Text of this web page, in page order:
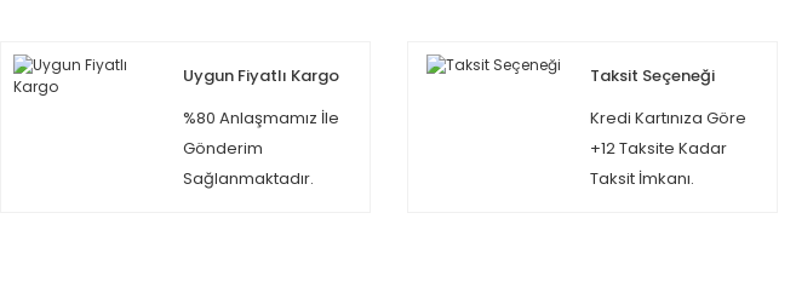
Uygun Fiyatlı Kargo
%80 Anlaşmamız İle
Gönderim
Sağlanmaktadır.
Taksit Seçeneği
Kredi Kartınıza Göre
+12 Taksite Kadar
Taksit İmkanı.